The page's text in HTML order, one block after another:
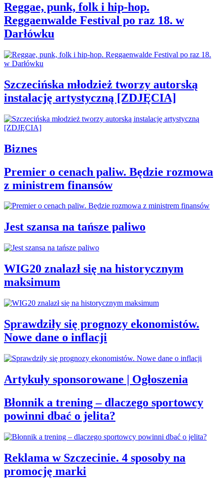
Reggae, punk, folk i hip-hop.
Reggaenwalde Festival po raz 18. w
Darłówku
Szczecińska młodzież tworzy autorską
instalację artystyczną [ZDJĘCIA]
Biznes
Premier o cenach paliw. Będzie rozmowa
z ministrem finansów
Jest szansa na tańsze paliwo
WIG20 znalazł się na historycznym
maksimum
Sprawdziły się prognozy ekonomistów.
Nowe dane o inflacji
Artykuły sponsorowane | Ogłoszenia
Błonnik a trening – dlaczego sportowcy
powinni dbać o jelita?
Reklama w Szczecinie. 4 sposoby na
promocję marki